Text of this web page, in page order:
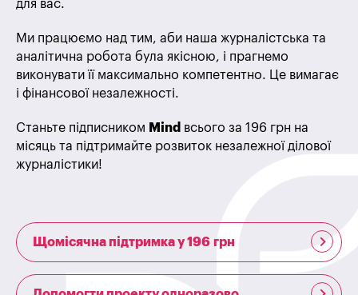
для вас.
Ми працюємо над тим, аби наша журналістська та
аналітична робота була якісною, і прагнемо
виконувати її максимально компетентно. Це вимагає
і фінансової незалежності.
Станьте підписником Mind всього за 196 грн на
місяць та підтримайте розвиток незалежної ділової
журналістики!
Щомісячна підтримка у 196 грн